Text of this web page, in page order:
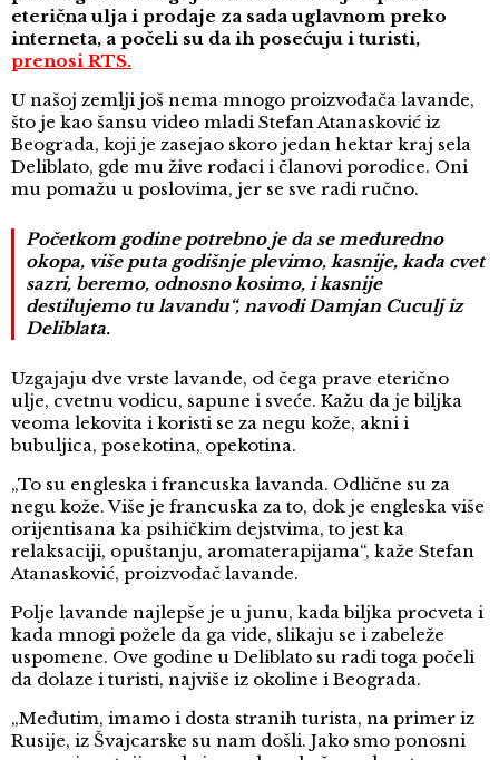
eterična ulja i prodaje za sada uglavnom preko
interneta, a počeli su da ih posećuju i turisti,
prenosi RTS.
U našoj zemlji još nema mnogo proizvođača lavande,
što je kao šansu video mladi Stefan Atanasković iz
Beograda, koji je zasejao skoro jedan hektar kraj sela
Deliblato, gde mu žive rođaci i članovi porodice. Oni
mu pomažu u poslovima, jer se sve radi ručno.
Početkom godine potrebno je da se međuredno
okopa, više puta godišnje plevimo, kasnije, kada cvet
sazri, beremo, odnosno kosimo, i kasnije
destilujemo tu lavandu“, navodi Damjan Cuculj iz
Deliblata.
Uzgajaju dve vrste lavande, od čega prave eterično
ulje, cvetnu vodicu, sapune i sveće. Kažu da je biljka
veoma lekovita i koristi se za negu kože, akni i
bubuljica, posekotina, opekotina.
„To su engleska i francuska lavanda. Odlične su za
negu kože. Više je francuska za to, dok je engleska više
orijentisana ka psihičkim dejstvima, to jest ka
relaksaciji, opuštanju, aromaterapijama“, kaže Stefan
Atanasković, proizvođač lavande.
Polje lavande najlepše je u junu, kada biljka procveta i
kada mnogi požele da ga vide, slikaju se i zabeleže
uspomene. Ove godine u Deliblato su radi toga počeli
da dolaze i turisti, najviše iz okoline i Beograda.
„Međutim, imamo i dosta stranih turista, na primer iz
Rusije, iz Švajcarske su nam došli. Jako smo ponosni